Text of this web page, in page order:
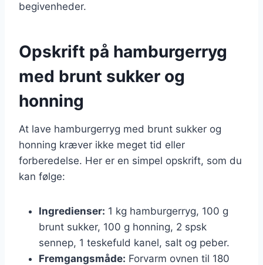
begivenheder.
Opskrift på hamburgerryg
med brunt sukker og
honning
At lave hamburgerryg med brunt sukker og
honning kræver ikke meget tid eller
forberedelse. Her er en simpel opskrift, som du
kan følge:
Ingredienser: 1 kg hamburgerryg, 100 g
brunt sukker, 100 g honning, 2 spsk
sennep, 1 teskefuld kanel, salt og peber.
Fremgangsmåde: Forvarm ovnen til 180